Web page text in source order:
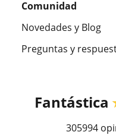
Comunidad
Novedades y Blog
Preguntas y
Fantástica
305994